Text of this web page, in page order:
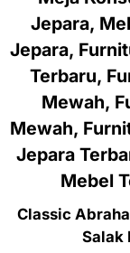
Jepara,
Jepara,
Terbaru,
Mewah,
Mewah,
Jepara
Mebel
Classic
Salak